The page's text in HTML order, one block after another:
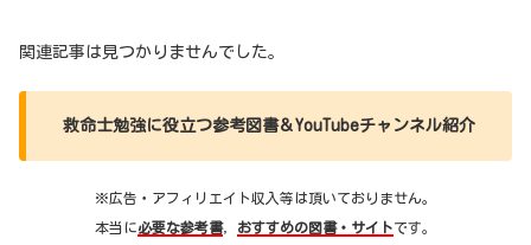
関連記事は見つかりませんでした。
救命士勉強に役立つ参考図書＆YouTubeチャンネル紹介
※広告・アフィリエイト収入等は頂いておりません。
本当に必要な参考書， おすすめの図書・サイトです。